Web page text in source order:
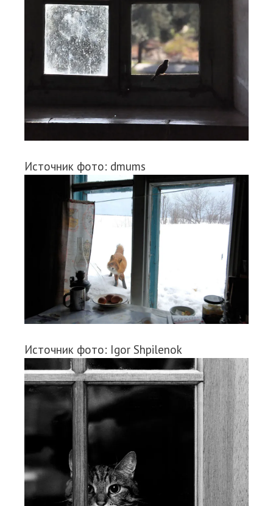
Источник фото: dmums
Источник фото: Igor Shpilenok